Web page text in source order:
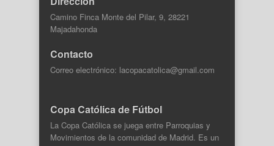
Camino Finca Monte del Pilar, 9, 28221
Majadahonda
Contacto
Correo electrónico: lacopacatolica@gmail.com
Copa Católica de Fútbol
La Copa Católica se juega entre Parroquias y
Movimientos de la comunidad de Madrid. Es un